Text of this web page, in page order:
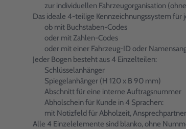
zur individuellen Fahrzeugorganisation
Das ideale 4-teilige Kennzeichnungssystem für
ob mit Buchstaben-Codes
oder mit Zahlen-Codes
oder mit einer Fahrzeug-ID oder
Jeder Bogen besteht aus 4 Einzelteilen:
Schlüsselanhänger
Spiegelanhänger (H 120 x B 90 mm)
Abschnitt für eine interne Auftragsnummer
Abholschein für Kunde in 4 Sprachen:
mit Notizfeld für Abholzeit,
Alle 4 Einzelelemente sind blanko, ohne